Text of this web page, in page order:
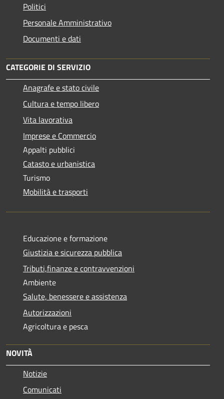
Politici
Personale Amministrativo
Documenti e dati
CATEGORIE DI SERVIZIO
Anagrafe e stato civile
Cultura e tempo libero
Vita lavorativa
Imprese e Commercio
Appalti pubblici
Catasto e urbanistica
Turismo
Mobilità e trasporti
Educazione e formazione
Giustizia e sicurezza pubblica
Tributi,finanze e contravvenzioni
Ambiente
Salute, benessere e assistenza
Autorizzazioni
Agricoltura e pesca
NOVITÀ
Notizie
Comunicati